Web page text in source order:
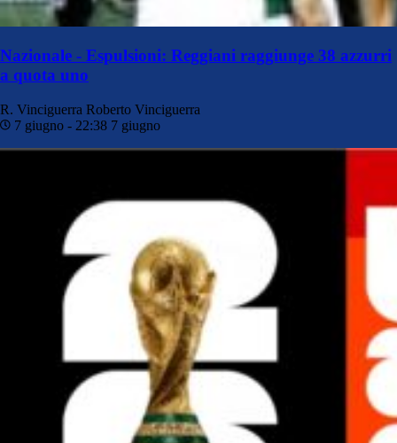
Nazionale - Espulsioni: Reggiani raggiunge 38 azzurri
a quota uno
R. Vinciguerra Roberto Vinciguerra
7 giugno - 22:38 7 giugno